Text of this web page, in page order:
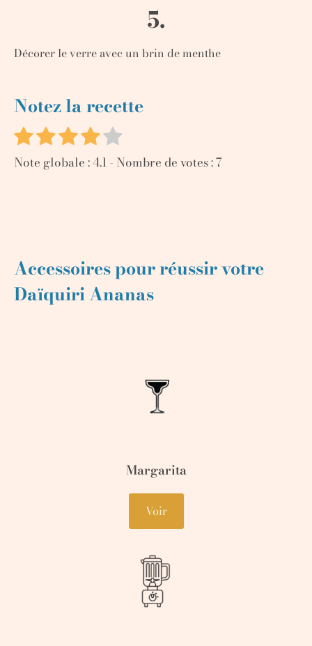
5.
Décorer le verre avec un brin de menthe
Notez la recette
Note globale :4.1- Nombre de votes :7
Accessoires pour réussir votre
Daïquiri Ananas
Margarita
Voir